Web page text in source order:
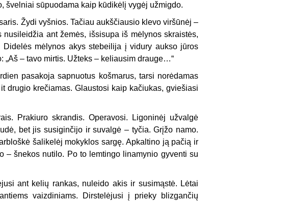
švelniai sūpuodama kaip kūdikėlį vygėj užmigdo.
Žydi vyšnios. Tačiau aukščiausio klevo viršūnėj –
ant žemės, išsisupa iš mėlynos skraistės,
mėlynos akys stebeilija į vidury aukso jūros
„Aš – tavo mirtis. Užteks – keliausim drauge…“
pasakoja sapnuotus košmarus, tarsi norėdamas
drugio krečiamas. Glaustosi kaip kačiukas, gviešiasi
Prakiuro skrandis. Operavosi. Ligoninėj užvalgė
bet jis susiginčijo ir suvalgė – tyčia. Grįžo namo.
šalikelėj mokyklos sargę. Apkaltino ją pačią ir
– šnekos nutilo. Po to lemtingo linamynio gyventi su
ant kelių rankas, nuleido akis ir susimąstė. Lėtai
vaizdiniams. Dirstelėjusi į prieky blizgančių